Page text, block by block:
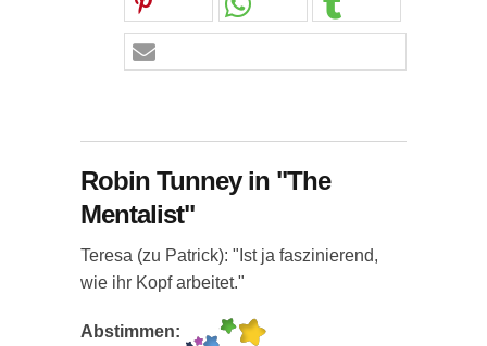
Robin Tunney in "The
Mentalist"
Teresa (zu Patrick): "Ist ja faszinierend,
wie ihr Kopf arbeitet."
Abstimmen: